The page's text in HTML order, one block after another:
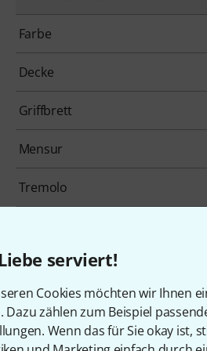
serviert!
Cookies möchten wir Ihnen
Dazu zählen zum Beispiel
Wenn das für Sie okay ist,
Farbe
Decke
Griffbrett
Mensur
Tremolo
&